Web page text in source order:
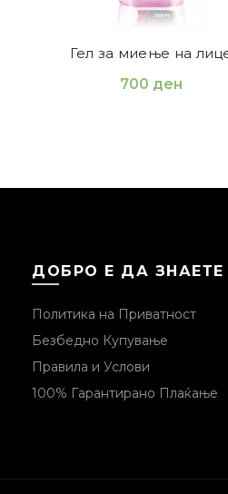
Гел за миење на
700 ден
ДОБРО Е ДА ЗНАЕТЕ
Политика на Приватност
Безбедно Купување
Правила и Услови
100% Гарантирано Плаќање